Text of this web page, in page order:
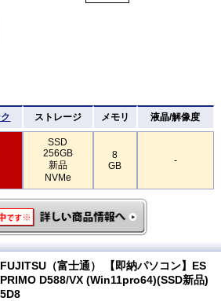
ストレージ メモリ 液晶/解像度
SSD
256GB
新品
NVMe
8
GB
-
FUJITSU（富士通） 【即納パソコン】ES
PRIMO D588/VX (Win11pro64)(SSD新品)
5D8